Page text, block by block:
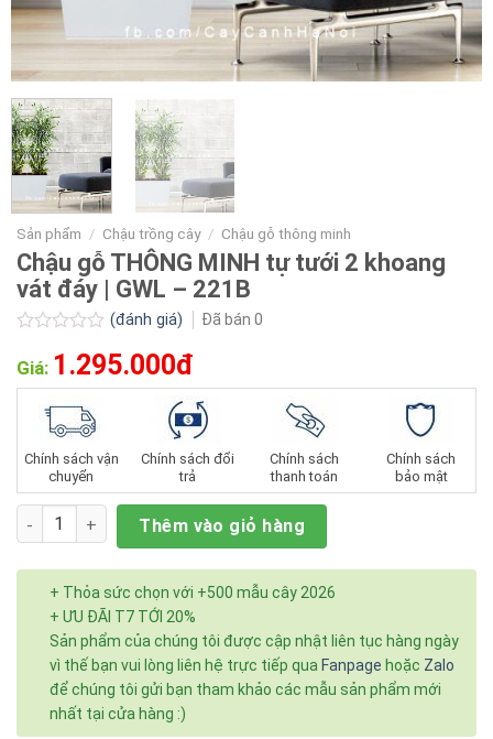
Sản phẩm / Chậu trồng cây / Chậu gỗ thông minh
Chậu gỗ THÔNG MINH tự tưới 2 khoang
vát đáy | GWL – 221B
xếp
(đánh giá) Đã bán 0
Giá: 1.295.000đ
Chính sách vận
chuyển
Chính sách đổi
trả
Chính sách
thanh toán
Chính sách
bảo mật
Số lượng Thêm vào giỏ hàng
+ Thỏa sức chọn với +500 mẫu cây 2026
+ ƯU ĐÃI T7 TỚI 20%
Sản phẩm của chúng tôi được cập nhật liên tục hàng ngày
vì thế bạn vui lòng liên hệ trực tiếp qua Fanpage hoặc Zalo
để chúng tôi gửi bạn tham khảo các mẫu sản phẩm mới
nhất tại cửa hàng :)